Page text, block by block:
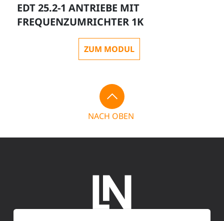
EDT 25.2-1 ANTRIEBE MIT
FREQUENZUMRICHTER 1K
ZUM MODUL
NACH OBEN